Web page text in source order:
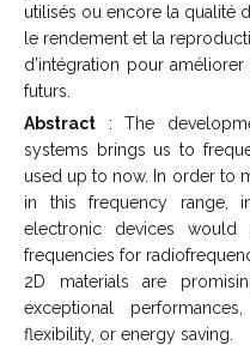
utilisés ou encore la qualité
le rendement et la
d’intégration pour
futurs.
Abstract : The
systems brings us to
used up to now. In order to
in this frequency range,
electronic devices
frequencies for
2D materials are
exceptional
flexibility, or energy saving.